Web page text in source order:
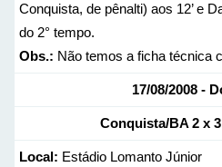
Conquista, de pênalti) aos 12’ e
do 2° tempo.
Obs.: Não temos a ficha técnica
17/08/2008 -
Conquista/BA 2 x 3
Local: Estádio Lomanto Júnior